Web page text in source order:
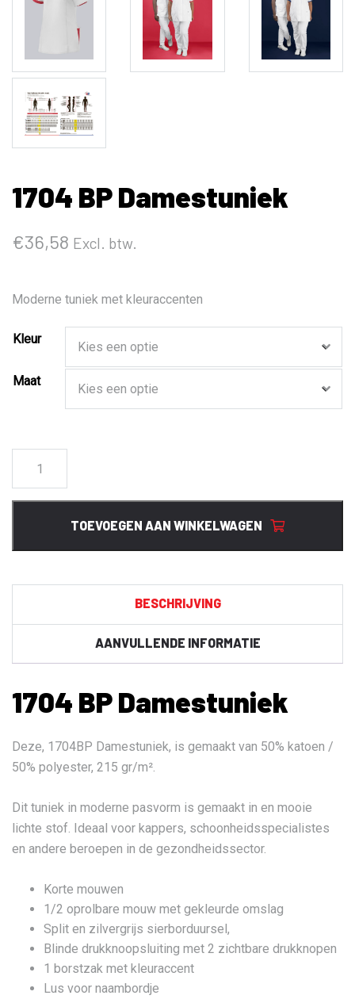
1704 BP Damestuniek
€36,58 Excl. btw.
Moderne tuniek met kleuraccenten
Kleur
Maat
Damestuniek
TOEVOEGEN AAN WINKELWAGEN
BESCHRIJVING
AANVULLENDE INFORMATIE
1704 BP Damestuniek
Deze, 1704BP Damestuniek, is gemaakt van 50% katoen /
50% polyester, 215 gr/m².
Dit tuniek in moderne pasvorm is gemaakt in en mooie
lichte stof. Ideaal voor kappers, schoonheidsspecialistes
en andere beroepen in de gezondheidssector.
Korte mouwen
1/2 oprolbare mouw met gekleurde omslag
Split en zilvergrijs sierborduursel,
Blinde drukknoopsluiting met 2 zichtbare drukknopen
1 borstzak met kleuraccent
Lus voor naambordje